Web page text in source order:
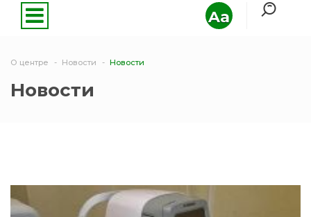
Aa
О центре Новости Новости
Новости